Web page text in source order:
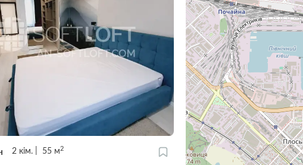
2 кім. 55 м 2